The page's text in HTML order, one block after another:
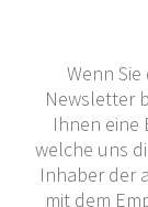
Wenn
Newsletter
Ihnen eine
welche uns
Inhaber der
mit dem